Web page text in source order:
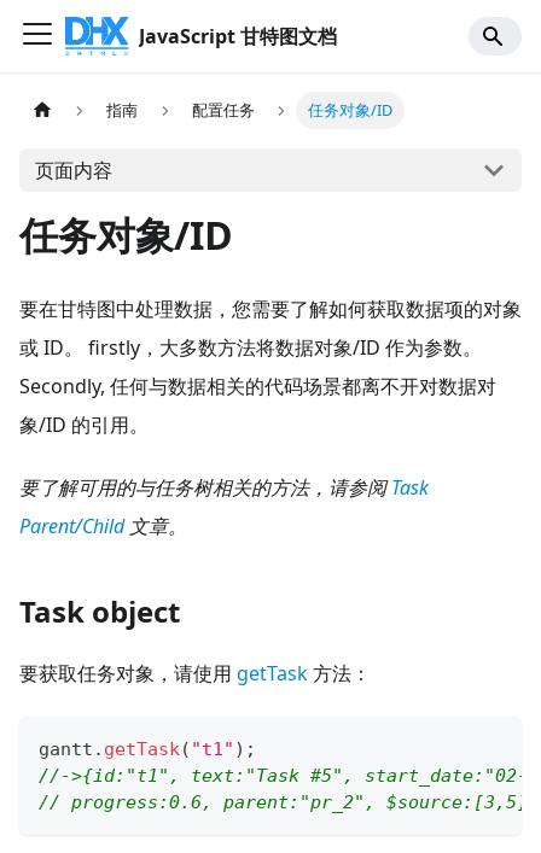
JavaScript 甘特图文档
指南 配置任务 任务对象/ID
页面内容
任务对象/ID
要在甘特图中处理数据，您需要了解如何获取数据项的对象
或 ID。 firstly，大多数方法将数据对象/ID 作为参数。
Secondly, 任何与数据相关的代码场景都离不开对数据对
象/ID 的引用。
要了解可用的与任务树相关的方法，请参阅Task
Parent/Child文章。
Task object
要获取任务对象，请使用 getTask方法：
gantt . getTask( "t1" ) ;
//->{id:"t1", text:"Task #5", start_date:"02-
// progress:0.6, parent:"pr_2",